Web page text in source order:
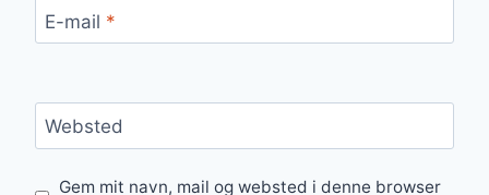
E-mail *
Websted
Gem mit navn, mail og websted i denne browser